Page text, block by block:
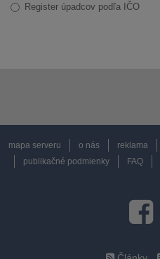
Register úpadcov podľa IČO
mapa serveru o nás reklama
publikačné podmienky
FAQ